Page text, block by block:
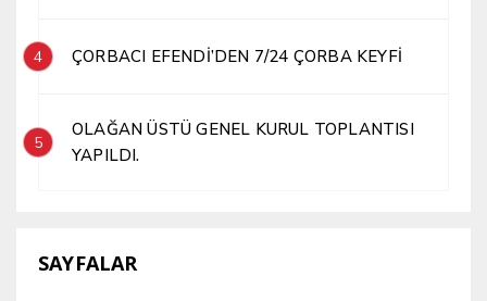
4 ÇORBACI EFENDİ’DEN 7/24 ÇORBA KEYFİ
5
OLAĞAN ÜSTÜ GENEL KURUL TOPLANTISI
YAPILDI.
SAYFALAR